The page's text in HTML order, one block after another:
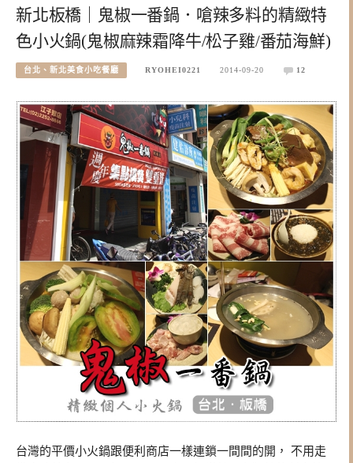
新北板橋｜鬼椒一番鍋．嗆辣多料的精緻特
色小火鍋(鬼椒麻辣霜降牛/松子雞/番茄海鮮)
台北、新北美食小吃餐廳 RYOHEI0221 2014-09-20 12
台灣的平價小火鍋跟便利商店一樣連鎖一間間的開， 不用走